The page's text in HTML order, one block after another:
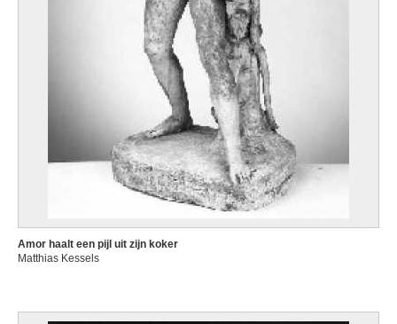
Amor haalt een pijl uit zijn koker
Matthias Kessels